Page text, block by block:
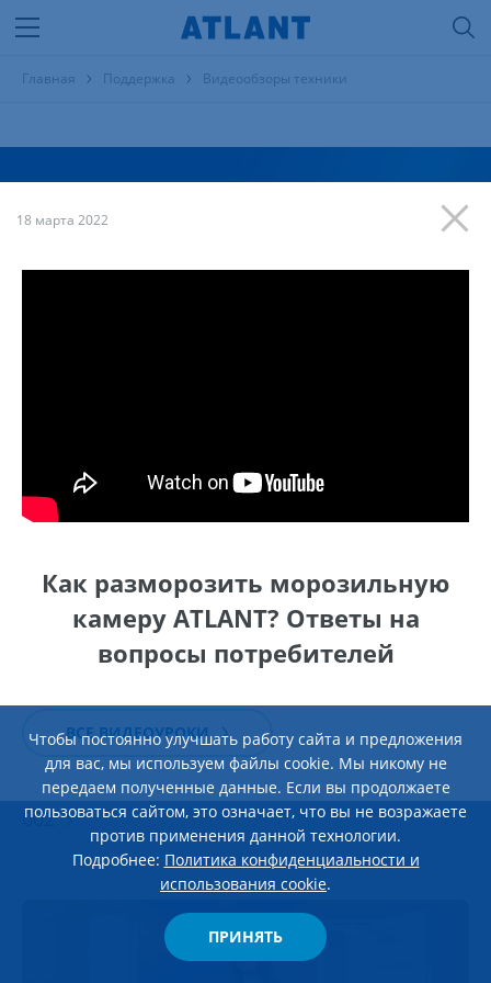
18 марта 2022
Как разморозить морозильную
камеру ATLANT? Ответы на
вопросы потребителей
ВСЕ ВИДЕОУРОКИ
Чтобы постоянно улучшать работу сайта и предложения
для вас, мы используем файлы cookie. Мы никому не
передаем полученные данные. Если вы продолжаете
пользоваться сайтом, это означает, что вы не возражаете
против применения данной технологии.
Подробнее: Политика конфиденциальности и
использования cookie.
ПРИНЯТЬ
Главная Поддержка Видеообзоры техники
ЭКСПЛУАТАЦИЯ И УХОД 28 Мая 2026
Обзор морозильного ларя ATLANT М-8115-
002